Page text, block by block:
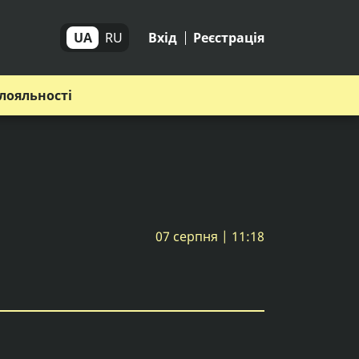
UA RU Вхід Реєстрація
07 серпня | 11:18